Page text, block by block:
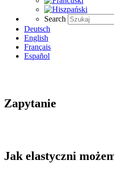
Search
Deutsch
English
Français
Español
Zapytanie
Jak elastyczni